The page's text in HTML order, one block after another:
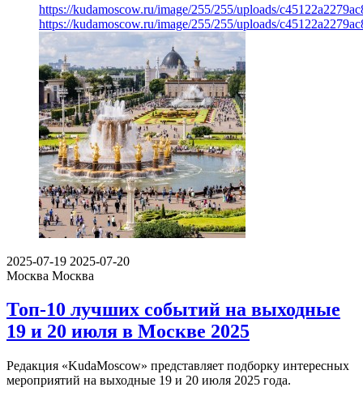
https://kudamoscow.ru/image/255/255/uploads/
https://kudamoscow.ru/image/255/255/uploads/
2025-07-19 2025-07-20
Москва Москва
Топ-10 лучших событий на выходные
19 и 20 июля в Москве 2025
Редакция «KudaMoscow» представляет подборку интересных
мероприятий на выходные 19 и 20 июля 2025 года.